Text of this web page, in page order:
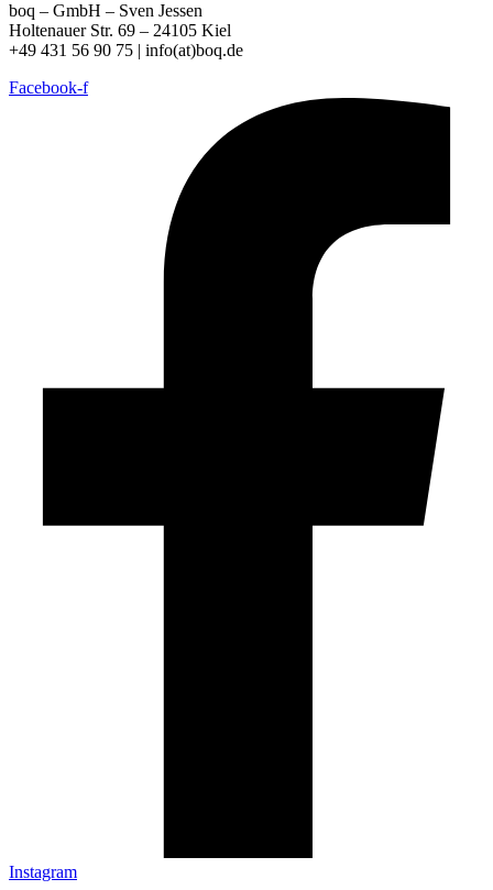
boq – GmbH – Sven Jessen
Holtenauer Str. 69 – 24105 Kiel
+49 431 56 90 75 | info(at)boq.de
Facebook-f
Instagram